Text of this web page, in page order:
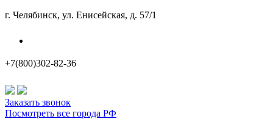
г. Челябинск, ул. Енисейская, д. 57/1
+7(800)302-82-36
Заказать звонок
Посмотреть все города РФ